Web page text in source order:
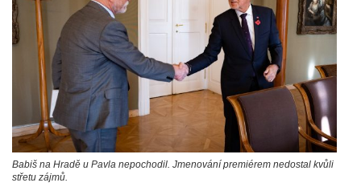
Babiš na Hradě u Pavla nepochodil. Jmenování premiérem nedostal kvůli
střetu zájmů.